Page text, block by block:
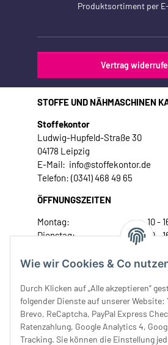
Wie wir Cookies & Co
Durch Klicken auf „Alle akzeptieren“
folgender Dienste auf unserer Website:
Brevo, ReCaptcha, PayPal Express
Ratenzahlung, Google Analytics 4,
Tracking. Sie können die Einstellung
Produktsortiment per
Vertrag
STOFFE UND NÄHMASCHINEN
Stoffekontor
Ludwig-Hupfeld-Straße 30
04178 Leipzig
E-Mail: info@stoffekontor.de
Telefon: (0341) 468 49 65
ÖFFNUNGSZEITEN
Montag:
10 -
Dienstag:
10 -
Donnerstag:
10 -
Samstag:
10 -
Unser Service